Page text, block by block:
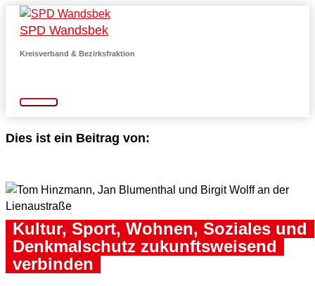
Zum
InhaltSPD Wandsbek
Kreisverband & Bezirksfraktion
Hauptmenü
Dies ist ein Beitrag von:
Kultur, Sport, Wohnen, Soziales und
Denkmalschutz zukunftsweisend
verbinden